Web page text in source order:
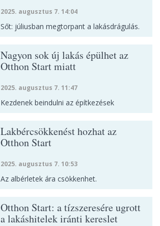
2025. augusztus 7. 14:04
Sőt: júliusban megtorpant a lakásdrágulás.
Nagyon sok új lakás épülhet az
Otthon Start miatt
2025. augusztus 7. 11:47
Kezdenek beindulni az építkezések
Lakbércsökkenést hozhat az
Otthon Start
2025. augusztus 7. 10:53
Az albérletek ára csökkenhet.
Otthon Start: a tízszeresére ugrott
a lakáshitelek iránti kereslet